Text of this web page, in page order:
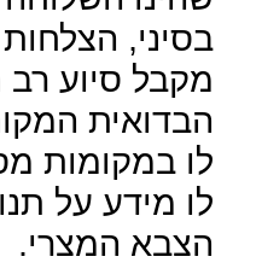
בסיני, הצלחות
מקבל סיוע רב
הבדואית
לו במקומות
לו מידע על
הצבא המצרי.